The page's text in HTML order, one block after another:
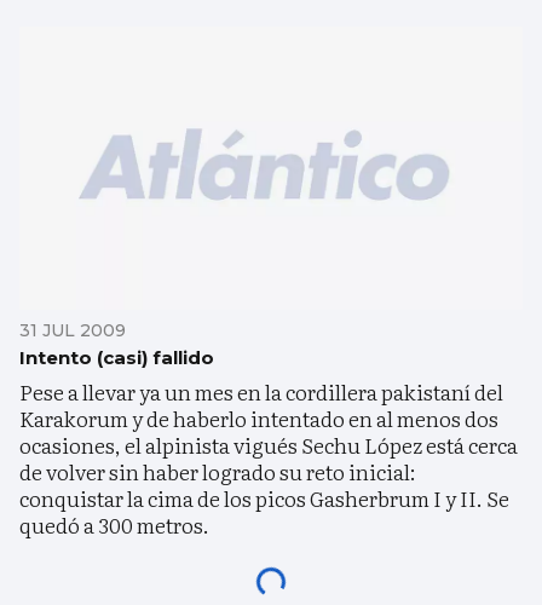
31 JUL 2009
Intento (casi) fallido
Pese a llevar ya un mes en la cordillera pakistaní del
Karakorum y de haberlo intentado en al menos dos
ocasiones, el alpinista vigués Sechu López está cerca
de volver sin haber logrado su reto inicial:
conquistar la cima de los picos Gasherbrum I y II. Se
quedó a 300 metros.